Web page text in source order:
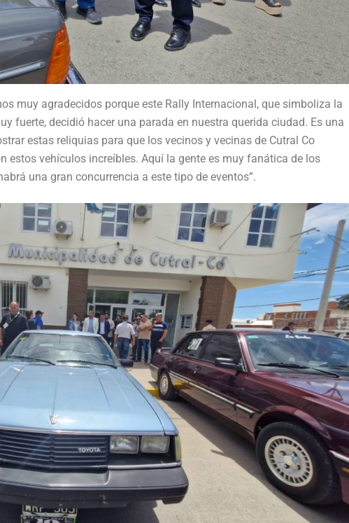
muy agradecidos porque este Rally Internacional, que simboliza la
fuerte, decidió hacer una parada en nuestra querida ciudad. Es una
estas reliquias para que los vecinos y vecinas de Cutral Co
estos vehículos increíbles. Aquí la gente es muy fanática de los
una gran concurrencia a este tipo de eventos”.